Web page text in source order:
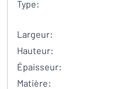
Type:
Largeur:
Hauteur:
Épaisseur:
Matière: